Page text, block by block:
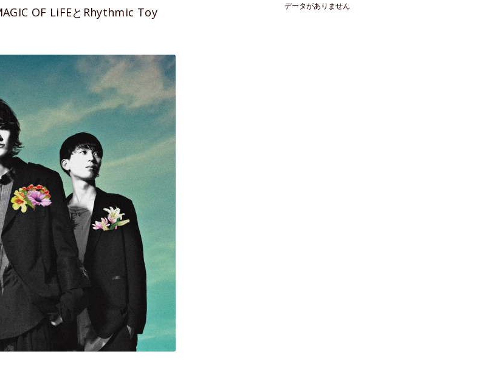
OF LiFEとRhythmic Toy
データがありません